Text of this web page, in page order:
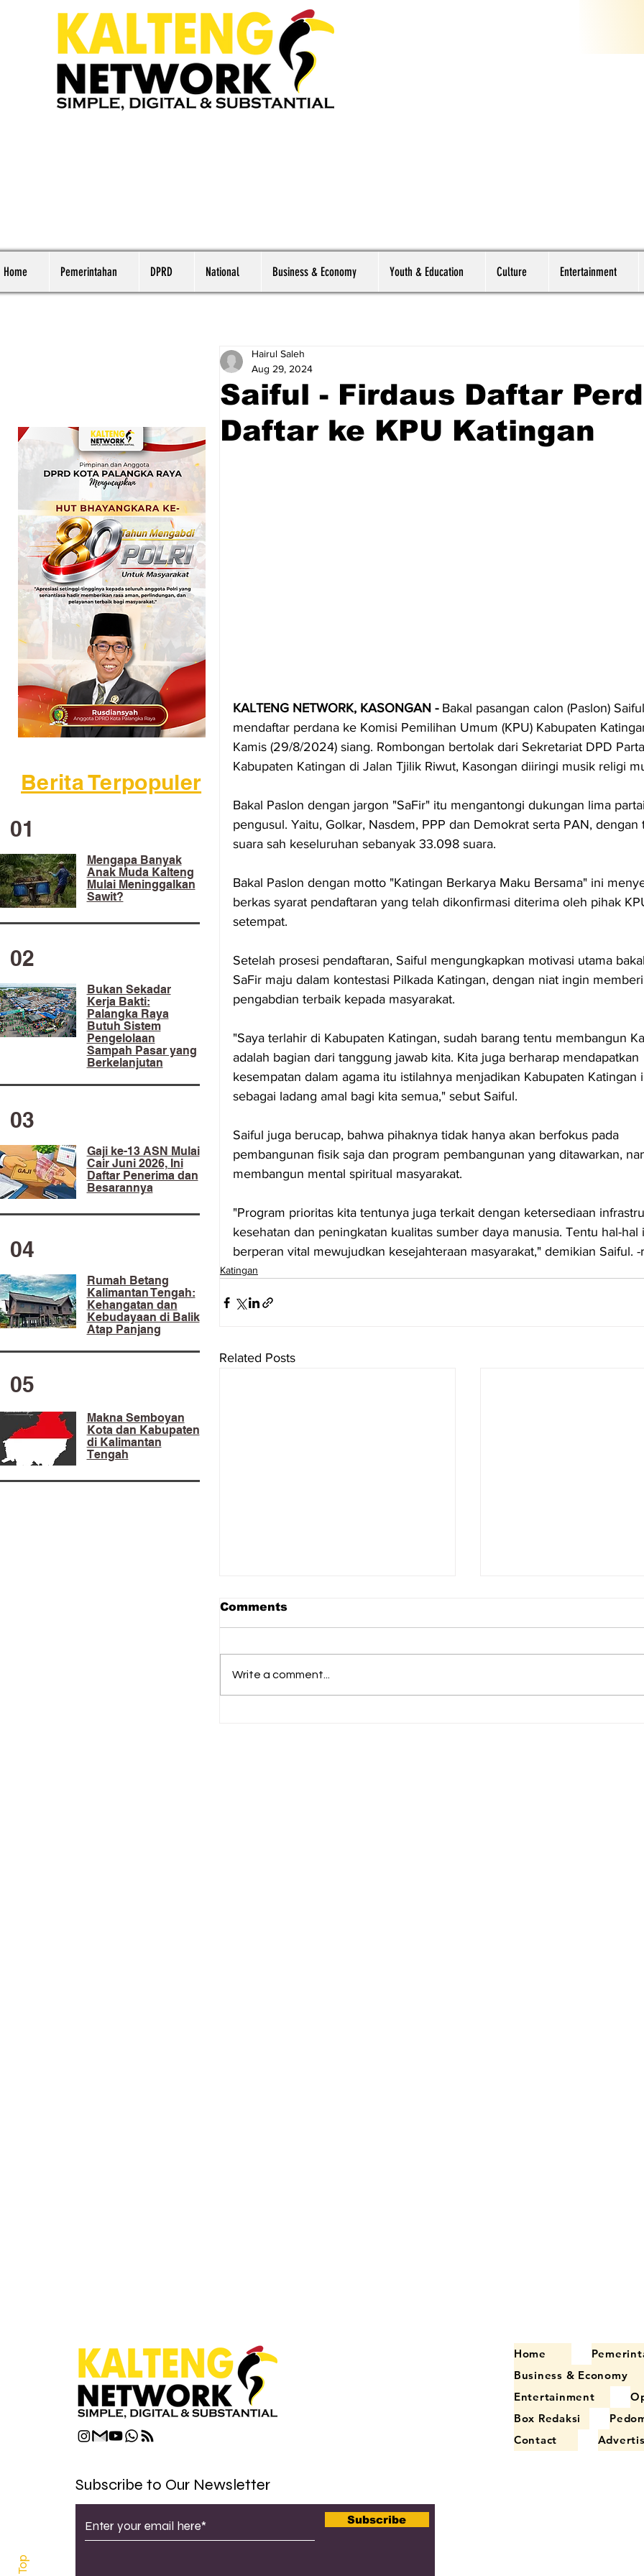
Home Pemerintahan DPRD National Business & Economy Youth & Education Culture Entertainment
Berita Terpopuler
01
Mengapa Banyak
Anak Muda Kalteng
Mulai Meninggalkan
Sawit?
02
​Bukan Sekadar
Kerja Bakti:
Palangka Raya
Butuh Sistem
Pengelolaan
Sampah Pasar yang
Berkelanjutan
03
Gaji ke-13 ASN Mulai
Cair Juni 2026, Ini
Daftar Penerima dan
Besarannya
04
Rumah Betang
Kalimantan Tengah:
Kehangatan dan
Kebudayaan di Balik
Atap Panjang
05
Makna Semboyan
Kota dan Kabupaten
di Kalimantan
Tengah
Saiful - Firdaus Daftar
Daftar ke KPU Katingan
Hairul Saleh
Aug 29, 2024
KALTENG NETWORK, KASONGAN - Bakal pasangan calon (Paslon)
mendaftar perdana ke Komisi Pemilihan Umum (KPU) Kabupaten
Kamis (29/8/2024) siang. Rombongan bertolak dari Sekretariat DPD
Kabupaten Katingan di Jalan Tjilik Riwut, Kasongan diiringi musik religi
Bakal Paslon dengan jargon "SaFir" itu mengantongi dukungan lima
pengusul. Yaitu, Golkar, Nasdem, PPP dan Demokrat serta PAN, dengan
suara sah keseluruhan sebanyak 33.098 suara.
Bakal Paslon dengan motto "Katingan Berkarya Maku Bersama" ini
berkas syarat pendaftaran yang telah dikonfirmasi diterima oleh pihak
setempat.
Setelah prosesi pendaftaran, Saiful mengungkapkan motivasi utama
SaFir maju dalam kontestasi Pilkada Katingan, dengan niat ingin
pengabdian terbaik kepada masyarakat.
"Saya terlahir di Kabupaten Katingan, sudah barang tentu membangun
adalah bagian dari tanggung jawab kita. Kita juga berharap mendapatkan
kesempatan dalam agama itu istilahnya menjadikan Kabupaten Katingan
sebagai ladang amal bagi kita semua," sebut Saiful.
Saiful juga berucap, bahwa pihaknya tidak hanya akan berfokus pada
pembangunan fisik saja dan program pembangunan yang ditawarkan,
membangun mental spiritual masyarakat.
"Program prioritas kita tentunya juga terkait dengan ketersediaan
kesehatan dan peningkatan kualitas sumber daya manusia. Tentu hal-hal
berperan vital mewujudkan kesejahteraan masyarakat," demikian Saiful. -
Katingan
Related Posts
Comments
Write a comment...
Subscribe to Our Newsletter
Subscribe
Home
Business & Economy
Entertainment
Box Redaksi
Contact